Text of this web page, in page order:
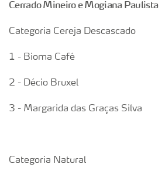
Cerrado Mineiro e Mogiana Paulista
Categoria Cereja Descascado
1 - Bioma Café
2 - Décio Bruxel
3 - Margarida das Graças Silva
Categoria Natural